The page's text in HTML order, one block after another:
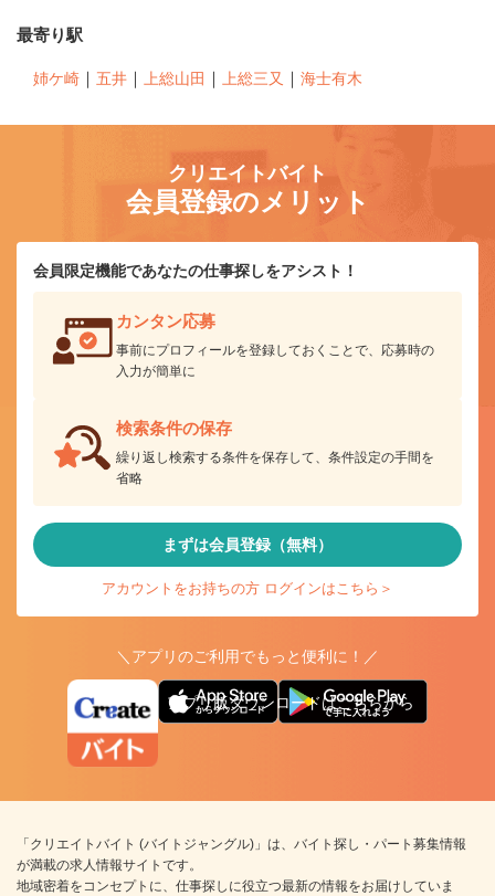
最寄り駅
姉ケ崎 ｜ 五井 ｜ 上総山田 ｜ 上総三又 ｜ 海士有木
クリエイトバイト
会員登録のメリット
会員限定機能であなたの仕事探しをアシスト！
カンタン応募
事前にプロフィールを登録しておくことで、応募時の
入力が簡単に
検索条件の保存
繰り返し検索する条件を保存して、条件設定の手間を
省略
まずは会員登録（無料）
アカウントをお持ちの方 ログインはこちら＞
＼アプリのご利用でもっと便利に！／
アプリ版ダウンロードはこちらから
「クリエイトバイト (バイトジャングル)」は、バイト探し・パート募集情報
が満載の求人情報サイトです。
地域密着をコンセプトに、仕事探しに役立つ最新の情報をお届けしていま